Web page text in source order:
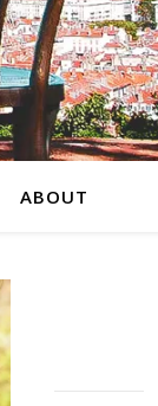
ABOUT